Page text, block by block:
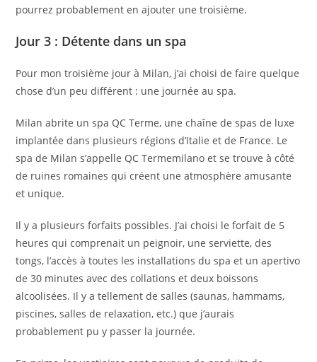
pourrez probablement en ajouter une troisième.
Jour 3 : Détente dans un spa
Pour mon troisième jour à Milan, j’ai choisi de faire quelque
chose d’un peu différent : une journée au spa.
Milan abrite un spa QC Terme, une chaîne de spas de luxe
implantée dans plusieurs régions d’Italie et de France. Le
spa de Milan s’appelle QC Termemilano et se trouve à côté
de ruines romaines qui créent une atmosphère amusante
et unique.
Il y a plusieurs forfaits possibles. J’ai choisi le forfait de 5
heures qui comprenait un peignoir, une serviette, des
tongs, l’accès à toutes les installations du spa et un apertivo
de 30 minutes avec des collations et deux boissons
alcoolisées. Il y a tellement de salles (saunas, hammams,
piscines, salles de relaxation, etc.) que j’aurais
probablement pu y passer la journée.